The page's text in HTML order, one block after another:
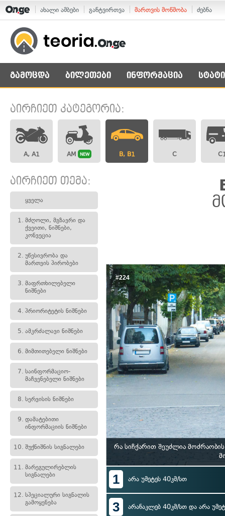
ახალი ამბები განტვირთვა მართვის მოწმობა ძებნა
გამოცდა ბილეთები ინფორმაცია
აირჩიეთ კატეგორია:
A, A1 AM NEW B, B1 C
აირჩიეთ თემა:
ყველა
1. მძღოლი, მგზავრი და
ქვეითი, ნიშნები,
კონვეცია
2. უწესივრობა და
მართვის პირობები
3. მაფრთხილებელი
ნიშნები
4. პრიორიტეტის ნიშნები
5. ამკრძალავი ნიშნები
6. მიმთითებელი ნიშნები
7. საინფორმაციო-
მაჩვენებელი ნიშნები
8. სერვისის ნიშნები
9. დამატებითი
ინფორმაციის ნიშნები
10. შუქნიშნის სიგნალები
11. მარეგულირებლის
სიგნალები
12. სპეციალური სიგნალის
გამოყენება
#224
რა სიჩქარით შეუძლია
1 არა უმეტეს 40კმ/სთ
3 არანაკლებ 40კმ/სთ და არა